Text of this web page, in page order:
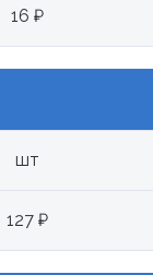
16 ₽
шт
127 ₽